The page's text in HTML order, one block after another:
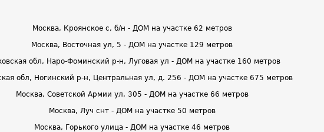
Москва, Кроянское с, б/н - ДОМ на участке 62 метров
Москва, Восточная ул, 5 - ДОМ на участке 129 метров
обл, Наро-Фоминский р-н, Луговая ул - ДОМ на участке 160 метров
обл, Ногинский р-н, Центральная ул, д. 256 - ДОМ на участке 675 метров
Москва, Советской Армии ул, 305 - ДОМ на участке 66 метров
Москва, Луч снт - ДОМ на участке 50 метров
Москва, Горького улица - ДОМ на участке 46 метров